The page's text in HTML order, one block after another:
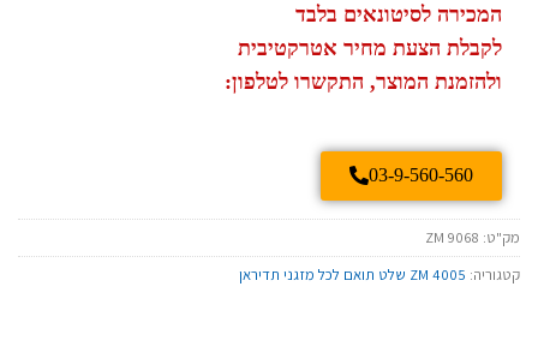
המכירה לסיטונאים בלבד
לקבלת הצעת מחיר אטרקטיבית
ולהזמנת המוצר, התקשרו לטלפון:
03-9-560-560
מק"ט: ZM 9068
קטגוריה: ZM 4005 שלט תואם לכל מזגני תדיראן